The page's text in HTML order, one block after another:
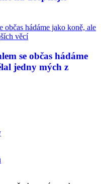
se občas hádáme
jedny mých z